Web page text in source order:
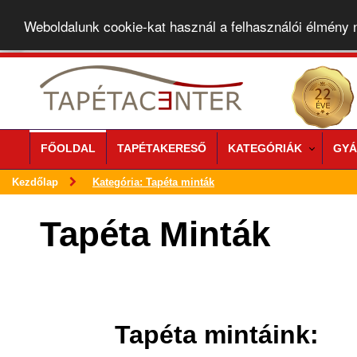
Weboldalunk cookie-kat használ a felhasználói élmény
FŐOLDAL TAPÉTAKERESŐ KATEGÓRIÁK
Kezdőlap Kategória: Tapéta minták
Tapéta Minták
Tapéta mintáink: